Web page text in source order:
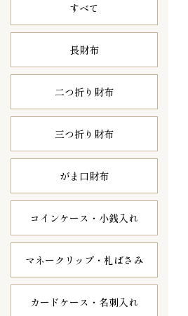
すべて
長財布
二つ折り財布
三つ折り財布
がま口財布
コインケース・ 小銭入れ
マネークリップ・ 札ばさみ
カードケース・ 名刺入れ